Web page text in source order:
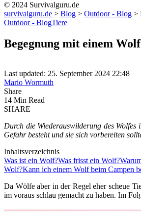
© 2024 Survivalguru.de
survivalguru.de > Blog > Outdoor - Blog >
Outdoor - BlogTiere
Begegnung mit einem
Last updated: 25. September 2024 22:48
Mario Wormuth
Share
14 Min Read
SHARE
Durch die Wiederauswilderung des
Gefahr besteht und sie sich vorbereiten
Inhaltsverzeichnis
Was ist ein Wolf?Was frisst ein Wolf?
Wolf?Kann ich einem Wolf beim Campen
Da Wölfe aber in der Regel eher scheue
im voraus schlau gemacht zu haben. Im